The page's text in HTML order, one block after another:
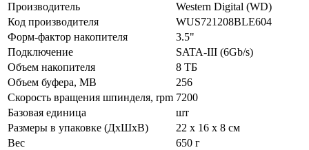
Производитель
Western Digital (WD)
Код производителя
WUS721208BLE604
Форм-фактор накопителя
3.5"
Подключение
SATA-III (6Gb/s)
Объем накопителя
8 ТБ
Объем буфера, MB
256
Скорость вращения шпинделя, rpm 7200
Базовая единица
шт
Размеры в упаковке (ДхШхВ)
22 x 16 x 8 см
Вес
650 г